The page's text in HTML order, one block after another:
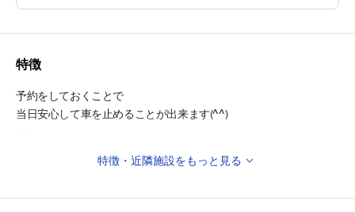
特徴
予約をしておくことで
当日安心して車を止めることが出来ます(^^)
・御堂筋線『心斎橋』駅 徒歩3分
特徴・近隣施設をもっと見る